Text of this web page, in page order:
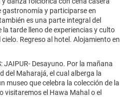
gastronomía y participarse en
es una parte integral del
tarde lleno de experiencias y culto
Regreso al hotel. Alojamiento en
JAIPUR- Desayuno. Por la mañana
del Maharajá, el cual alberga la
museo que celebra la colección de la
visitaremos el Hawa Mahal o el